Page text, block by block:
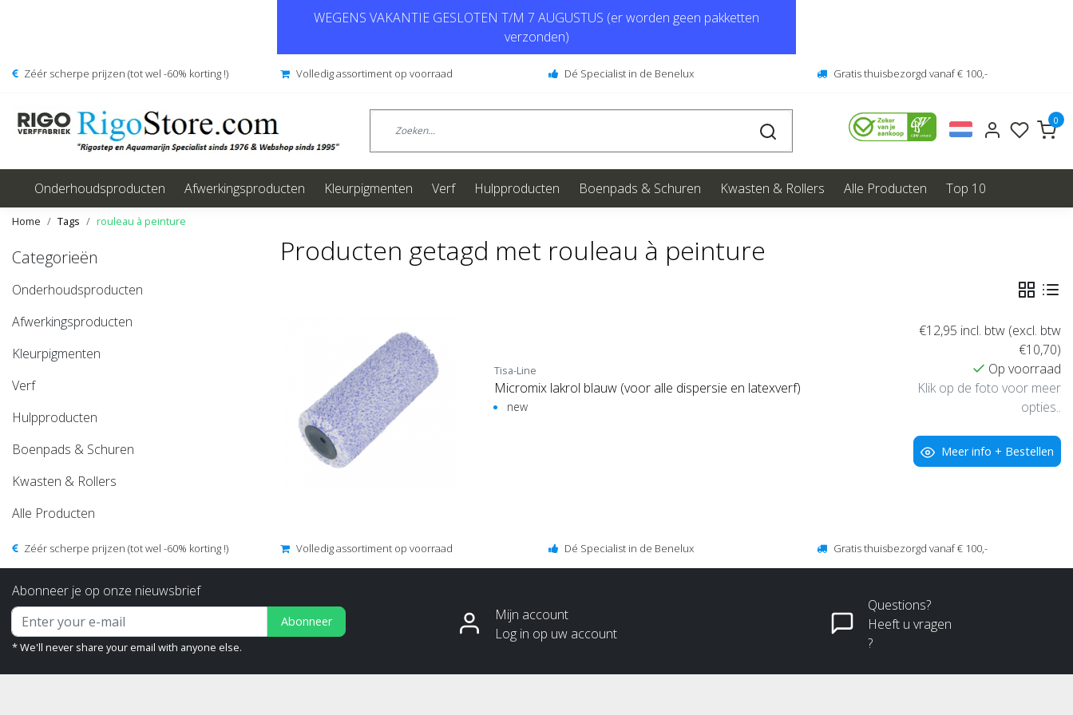
WEGENS VAKANTIE GESLOTEN T/M 7 AUGUSTUS (er worden geen pakketten
verzonden)
Zéér scherpe prijzen (tot wel -60% korting !) Volledig assortiment op voorraad Dé Specialist in de Benelux Gratis thuisbezorgd vanaf € 100,-
0
Onderhoudsproducten Afwerkingsproducten Kleurpigmenten Verf Hulpproducten Boenpads & Schuren Kwasten & Rollers Alle Producten Top 10
Home Tags rouleau à peinture
Categorieën
Onderhoudsproducten
Afwerkingsproducten
Kleurpigmenten
Verf
Hulpproducten
Boenpads & Schuren
Kwasten & Rollers
Alle Producten
Producten getagd met rouleau à peinture
Tisa-Line
Micromix lakrol blauw (voor alle dispersie en latexverf)
new
€12,95 incl. btw (excl. btw
€10,70)
Op voorraad
Klik op de foto voor meer
opties..
Meer info + Bestellen
Zéér scherpe prijzen (tot wel -60% korting !) Volledig assortiment op voorraad Dé Specialist in de Benelux Gratis thuisbezorgd vanaf € 100,-
Abonneer je op onze nieuwsbrief
Abonneer
* We'll never share your email with anyone else.
Mijn account
Log in op uw account
Questions?
Heeft u vragen
?